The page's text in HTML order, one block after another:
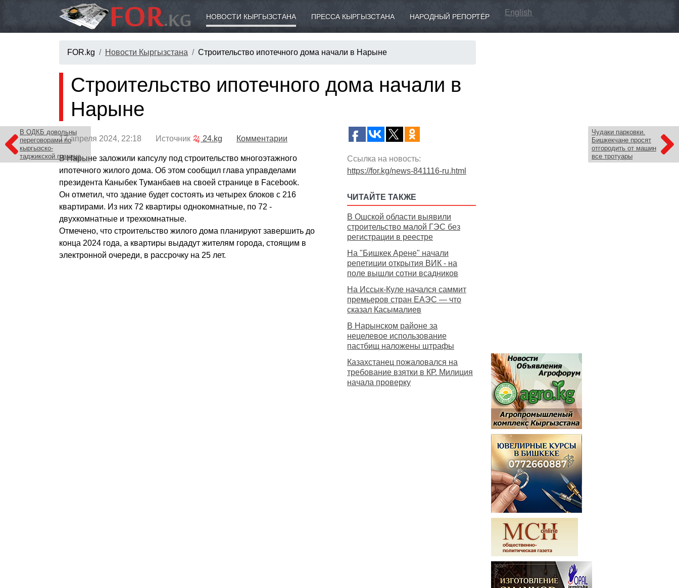
НОВОСТИ КЫРГЫЗСТАНА ПРЕССА КЫРГЫЗСТАНА НАРОДНЫЙ РЕПОРТЁР English
FOR.kg Новости Кыргызстана Строительство ипотечного дома начали в Нарыне
В ОДКБ довольны
переговорами по
кыргызско-
таджикской границе
Чудаки парковки.
Бишкекчане просят
отгородить от машин
все тротуары
Строительство ипотечного дома начали в
Нарыне
17 апреля 2024, 22:18 Источник 24.kg Комментарии
В Нарыне заложили капсулу под строительство многоэтажного
ипотечного жилого дома. Об этом сообщил глава управделами
президента Каныбек Туманбаев на своей странице в Facebook.
Он отметил, что здание будет состоять из четырех блоков с 216
квартирами. Из них 72 квартиры однокомнатные, по 72 -
двухкомнатные и трехкомнатные.
Отмечено, что строительство жилого дома планируют завершить до
конца 2024 года, а квартиры выдадут жителям города, стоящим в
электронной очереди, в рассрочку на 25 лет.
Ссылка на новость:
https://for.kg/news-841116-ru.html
ЧИТАЙТЕ ТАКЖЕ
В Ошской области выявили
строительство малой ГЭС без
регистрации в реестре
На "Бишкек Арене" начали
репетиции открытия ВИК - на
поле вышли сотни всадников
На Иссык-Куле начался саммит
премьеров стран ЕАЭС — что
сказал Касымалиев
В Нарынском районе за
нецелевое использование
пастбищ наложены штрафы
Казахстанец пожаловался на
требование взятки в КР. Милиция
начала проверку